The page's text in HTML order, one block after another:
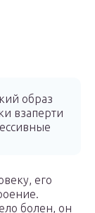
образ
взаперти
его
болен, он